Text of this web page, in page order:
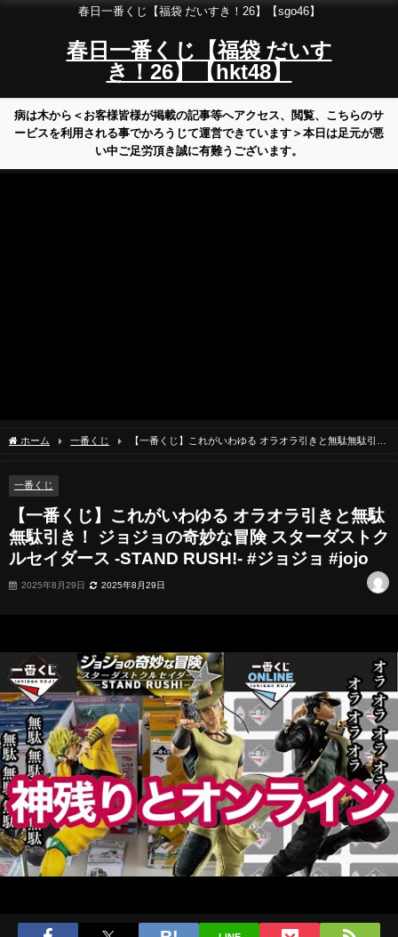
春日一番くじ【福袋 だいすき！26】【sgo46】
春日一番くじ【福袋 だいす
き！26】【hkt48】
病は木から＜お客様皆様が掲載の記事等へアクセス、閲覧、こちらのサ
ービスを利用される事でかろうじて運営できています＞本日は足元が悪
い中ご足労頂き誠に有難うございます。
ホーム 一番くじ
【一番くじ】これがいわゆる オラオラ引きと無駄無駄引
一番くじ
【一番くじ】これがいわゆる オラオラ引きと無駄
無駄引き！ ジョジョの奇妙な冒険 スターダストク
ルセイダース -STAND RUSH!- #ジョジョ #jojo
2025年8月29日 2025年8月29日